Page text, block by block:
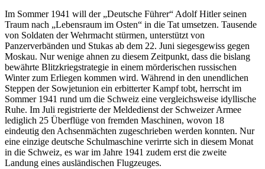
Im Sommer 1941 will der „Deutsche Führer“ Adolf Hitler seinen
Traum nach „Lebensraum im Osten“ in die Tat umsetzen. Tausende
von Soldaten der Wehrmacht stürmen, unterstützt von
Panzerverbänden und Stukas ab dem 22. Juni siegesgewiss gegen
Moskau. Nur wenige ahnen zu diesem Zeitpunkt, dass die bislang
bewährte Blitzkriegstrategie in einem mörderischen russischen
Winter zum Erliegen kommen wird. Während in den unendlichen
Steppen der Sowjetunion ein erbitterter Kampf tobt, herrscht im
Sommer 1941 rund um die Schweiz eine vergleichsweise idyllische
Ruhe. Im Juli registrierte der Meldedienst der Schweizer Armee
lediglich 25 Überflüge von fremden Maschinen, wovon 18
eindeutig den Achsenmächten zugeschrieben werden konnten. Nur
eine einzige deutsche Schulmaschine verirrte sich in diesem Monat
in die Schweiz, es war im Jahre 1941 zudem erst die zweite
Landung eines ausländischen Flugzeuges.